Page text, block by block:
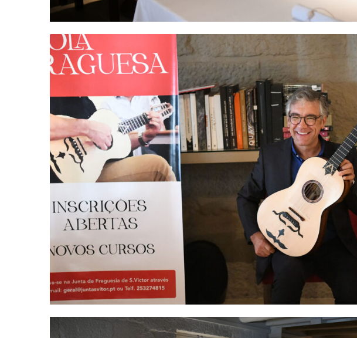
Guimarães, agora!
SUBSCREVA JÁ!